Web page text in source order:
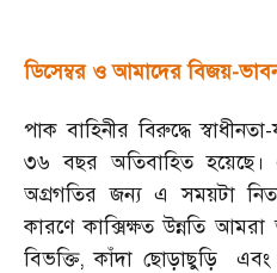
ডিসেম্বর ও আমাদের বিজয়-
পাক বাহিনীর বিরুদ্ধে
৩৬ বছর অতিবাহিত হয়েছে।
অগ্রগতির জন্য এ সময়টা
কারণে কাক্সিক্ষত উন্নতি
বিভক্তি,কাঁদা ছোড়াছুড়ি এবং